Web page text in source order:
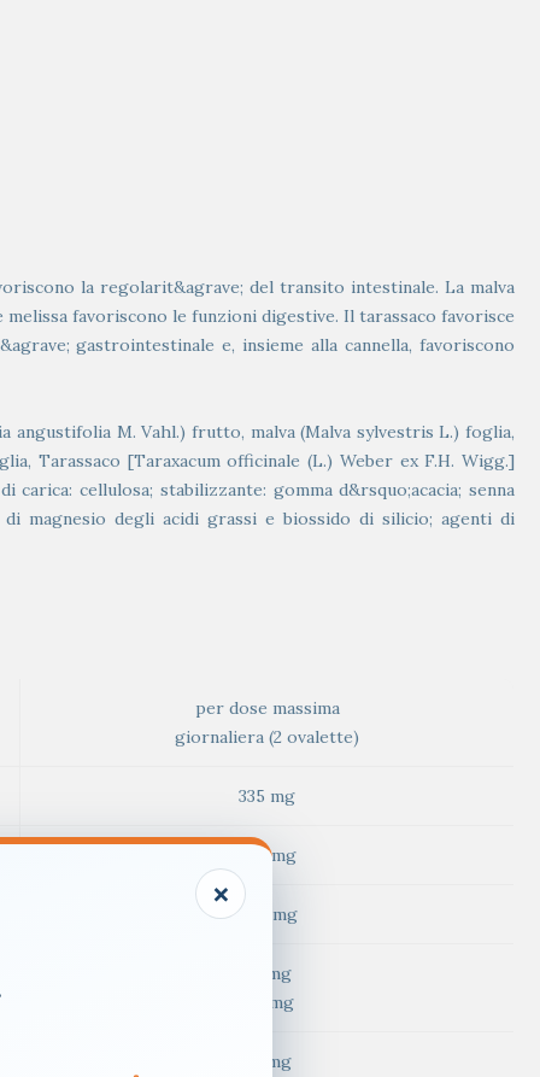
la regolarit&agrave; del transito intestinale. La malva
melissa favoriscono le funzioni digestive. Il tarassaco favorisce
gastrointestinale e, insieme alla cannella, favoriscono
angustifolia M. Vahl.) frutto, malva (Malva sylvestris L.) foglia,
Tarassaco [Taraxacum officinale (L.) Weber ex F.H. Wigg.]
cellulosa; stabilizzante: gomma d&rsquo;acacia; senna
magnesio degli acidi grassi e biossido di silicio; agenti di
per dose massima
giornaliera (2 ovalette)
335 mg
230 mg
200 mg
78 mg
5,5 mg
70 mg
×